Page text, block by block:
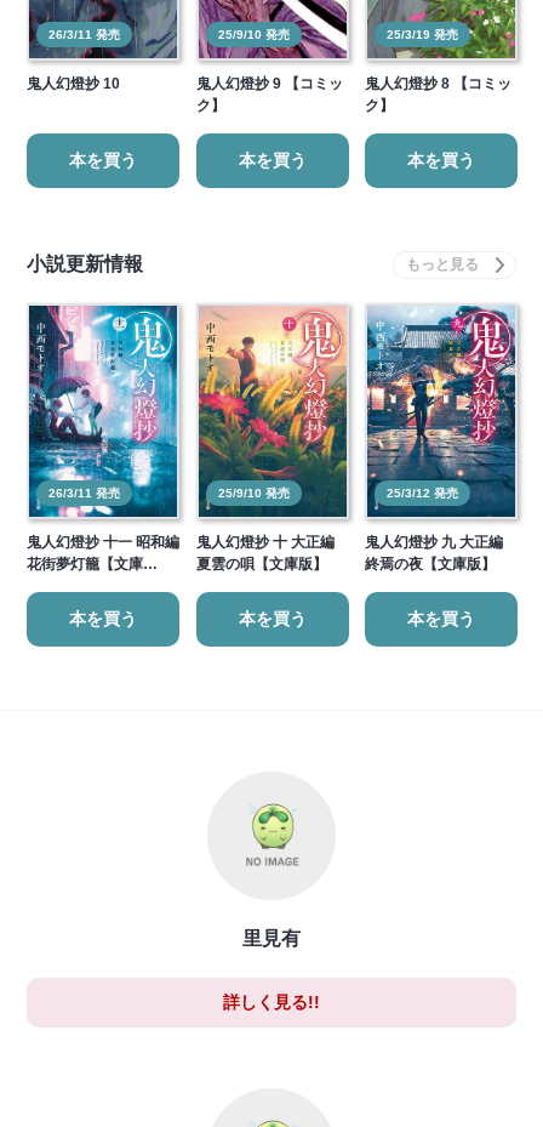
26/3/11 発売
鬼人幻燈抄 10
本を買う
25/9/10 発売
鬼人幻燈抄 9 【コミッ
ク】
本を買う
25/3/19 発売
鬼人幻燈抄 8 【コミッ
ク】
本を買う
小説更新情報
26/3/11 発売
鬼人幻燈抄 十一 昭和編
花街夢灯籠【文庫…
本を買う
25/9/10 発売
鬼人幻燈抄 十 大正編
夏雲の唄【文庫版】
本を買う
25/3/12 発売
鬼人幻燈抄 九 大正編
終焉の夜【文庫版】
本を買う
里見有
詳しく見る!!